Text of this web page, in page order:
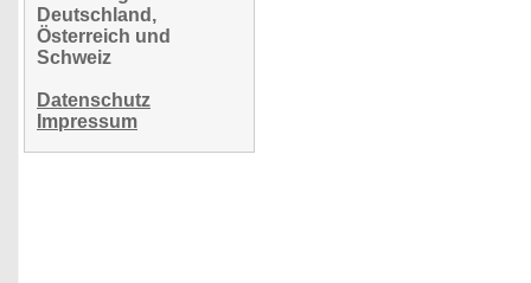
Deutschland,
Österreich und
Schweiz
Datenschutz
Impressum